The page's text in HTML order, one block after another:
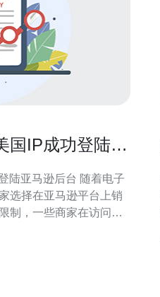
国IP成功登陆亚
逊后台 随着电子
选择在亚马逊平台上销
制，一些商家在访问亚